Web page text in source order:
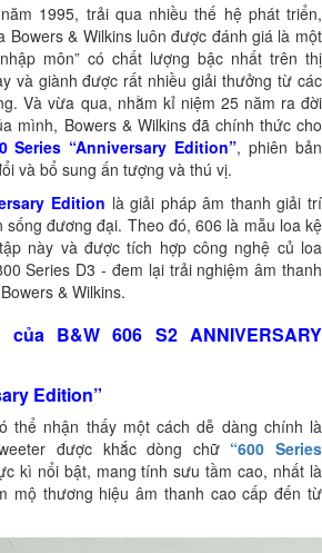
1995, trải qua nhiều thế hệ phát triển,
Bowers & Wilkins luôn được đánh giá là một
môn” có chất lượng bậc nhất trên thị
và giành được rất nhiều giải thưởng từ các
Và vừa qua, nhằm kỉ niệm 25 năm ra đời
mình, Bowers & Wilkins đã chính thức cho
Series “Anniversary Edition”, phiên bản
và bổ sung ấn tượng và thú vị.
Edition là giải pháp âm thanh giải trí
sống đương đại. Theo đó, 606 là mẫu loa kệ
này và được tích hợp công nghệ củ loa
Series D3 - đem lại trải nghiệm âm thanh
& Wilkins.
B&W 606 S2 ANNIVERSARY
Edition”
thể nhận thấy một cách dễ dàng chính là
được khắc dòng chữ “600 Series
kì nổi bật, mang tính sưu tầm cao, nhất là
mộ thương hiệu âm thanh cao cấp đến từ